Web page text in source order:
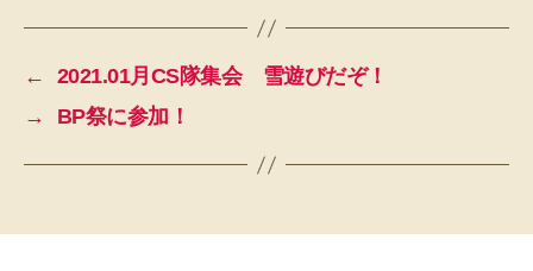
←
2021.01月CS隊集会 雪遊びだぞ！
→
BP祭に参加！